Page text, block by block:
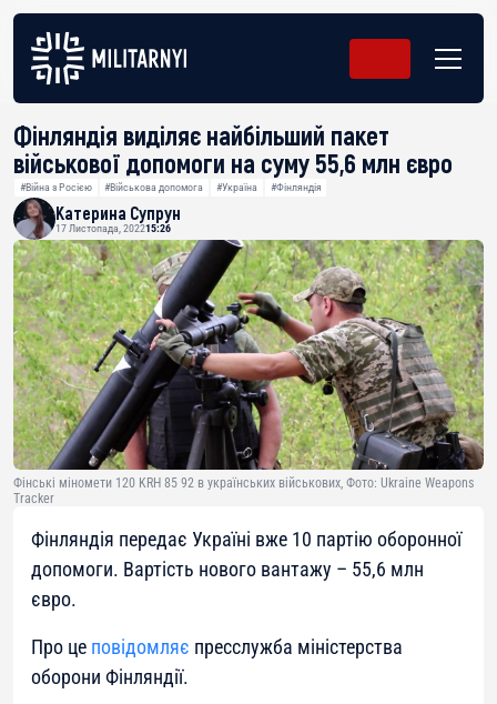
Фінляндія виділяє найбільший пакет
військової допомоги на суму 55,6 млн євро
#Війна з Росією #Військова допомога #Україна #Фінляндія
Катерина Супрун
17 Листопада, 202215:26
Фінські міномети 120 KRH 85 92 в українських військових, Фото: Ukraine Weapons
Tracker
Фінляндія передає Україні вже 10 партію оборонної
допомоги. Вартість нового вантажу – 55,6 млн
євро.
Про це повідомляє пресслужба міністерства
оборони Фінляндії.